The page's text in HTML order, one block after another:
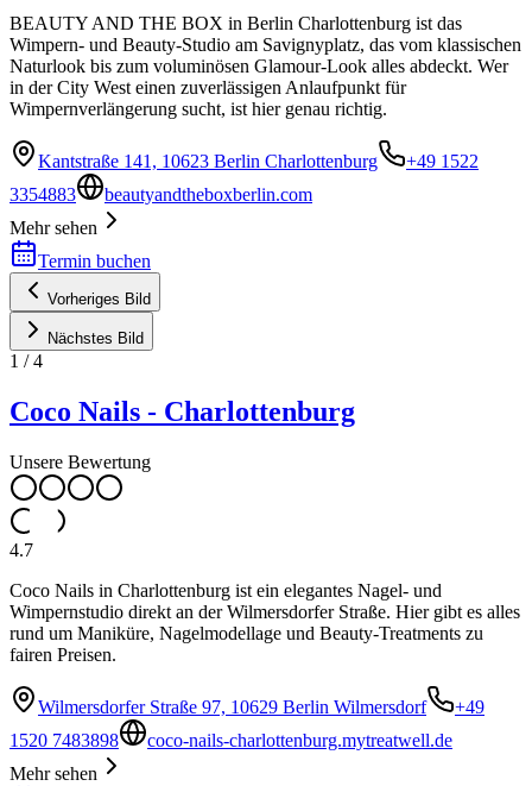
BEAUTY AND THE BOX in Berlin Charlottenburg ist das
Wimpern- und Beauty-Studio am Savignyplatz, das vom klassischen
Naturlook bis zum voluminösen Glamour-Look alles abdeckt. Wer
in der City West einen zuverlässigen Anlaufpunkt für
Wimpernverlängerung sucht, ist hier genau richtig.
Kantstraße 141, 10623 Berlin Charlottenburg
+49 1522
3354883
beautyandtheboxberlin.com
Mehr sehen
Termin buchen
Vorheriges Bild
Nächstes Bild
1 /4
Coco Nails - Charlottenburg
Unsere Bewertung
4.7
Coco Nails in Charlottenburg ist ein elegantes Nagel- und
Wimpernstudio direkt an der Wilmersdorfer Straße. Hier gibt es alles
rund um Maniküre, Nagelmodellage und Beauty-Treatments zu
fairen Preisen.
Wilmersdorfer Straße 97, 10629 Berlin Wilmersdorf
+49
1520 7483898
coco-nails-charlottenburg.mytreatwell.de
Mehr sehen